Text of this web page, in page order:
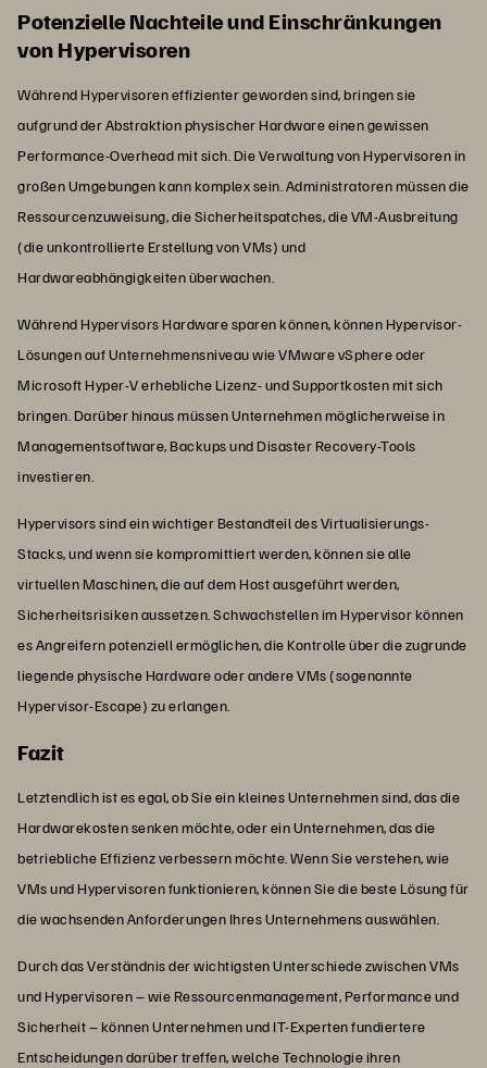
Potenzielle Nachteile und Einschränkungen
von Hypervisoren
Während Hypervisoren effizienter geworden sind, bringen sie
aufgrund der Abstraktion physischer Hardware einen gewissen
Performance-Overhead mit sich. Die Verwaltung von Hypervisoren in
großen Umgebungen kann komplex sein. Administratoren müssen die
Ressourcenzuweisung, die Sicherheitspatches, die VM-Ausbreitung
(die unkontrollierte Erstellung von VMs) und
Hardwareabhängigkeiten überwachen.
Während Hypervisors Hardware sparen können, können Hypervisor-
Lösungen auf Unternehmensniveau wie VMware vSphere oder
Microsoft Hyper-V erhebliche Lizenz- und Supportkosten mit sich
bringen. Darüber hinaus müssen Unternehmen möglicherweise in
Managementsoftware, Backups und Disaster Recovery-Tools
investieren.
Hypervisors sind ein wichtiger Bestandteil des Virtualisierungs-
Stacks, und wenn sie kompromittiert werden, können sie alle
virtuellen Maschinen, die auf dem Host ausgeführt werden,
Sicherheitsrisiken aussetzen. Schwachstellen im Hypervisor können
es Angreifern potenziell ermöglichen, die Kontrolle über die zugrunde
liegende physische Hardware oder andere VMs (sogenannte
Hypervisor-Escape) zu erlangen.
Fazit
Letztendlich ist es egal, ob Sie ein kleines Unternehmen sind, das die
Hardwarekosten senken möchte, oder ein Unternehmen, das die
betriebliche Effizienz verbessern möchte. Wenn Sie verstehen, wie
VMs und Hypervisoren funktionieren, können Sie die beste Lösung für
die wachsenden Anforderungen Ihres Unternehmens auswählen.
Durch das Verständnis der wichtigsten Unterschiede zwischen VMs
und Hypervisoren – wie Ressourcenmanagement, Performance und
Sicherheit – können Unternehmen und IT-Experten fundiertere
Entscheidungen darüber treffen, welche Technologie ihren